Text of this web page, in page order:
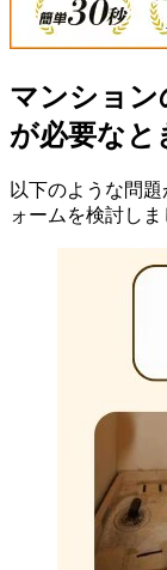
マンション
が必要なと
以下のような問
ォームを検討しま